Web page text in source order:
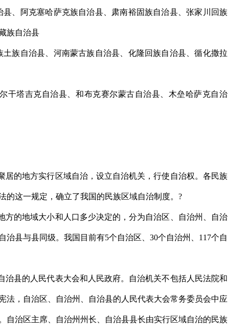
、阿克塞哈萨克族自治县、肃南裕固族自治县、张家川回族
族自治县
族自治县、河南蒙古族自治县、化隆回族自治县、循化撒拉
塔吉克自治县、和布克赛尔蒙古自治县、木垒哈萨克自治
的地方实行区域自治，设立自治机关，行使自治权。各民族
的这一规定，确立了我国的民族区域自治制度。?
的地域大小和人口多少决定的，分为自治区、自治州、自治
县与县同级。我国目前有5个自治区、30个自治州、117个自
县的人民代表大会和人民政府。自治机关不包括人民法院和
法，自治区、自治州、自治县的人民代表大会常务委员会中应
自治区主席、自治州州长、自治县县长由实行区域自治的民族